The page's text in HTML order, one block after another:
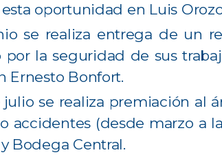
oportunidad en Luis
se realiza entrega de un
por la seguridad de sus
Ernesto Bonfort.
se realiza premiación al
accidentes (desde marzo a
Bodega Central.